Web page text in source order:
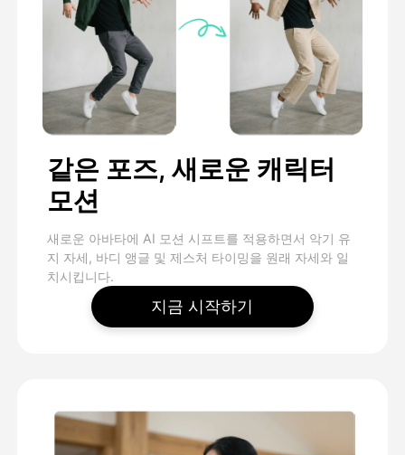
같은 포즈, 새로운 캐릭터
모션
새로운 아바타에 AI 모션 시프트를 적용하면서 악기 유
지 자세, 바디 앵글 및 제스처 타이밍을 원래 자세와 일
치시킵니다.
지금 시작하기